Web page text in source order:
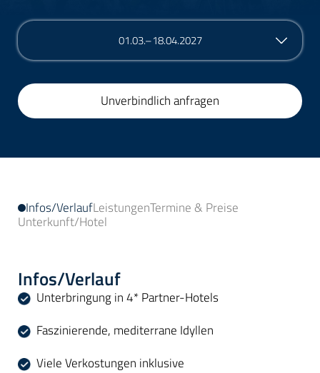
01.03.–18.04.2027
Unverbindlich anfragen
Infos/VerlaufLeistungenTermine & Preise
Unterkunft/Hotel
Infos/Verlauf
Unterbringung in 4* Partner-Hotels
Faszinierende, mediterrane Idyllen
Viele Verkostungen inklusive